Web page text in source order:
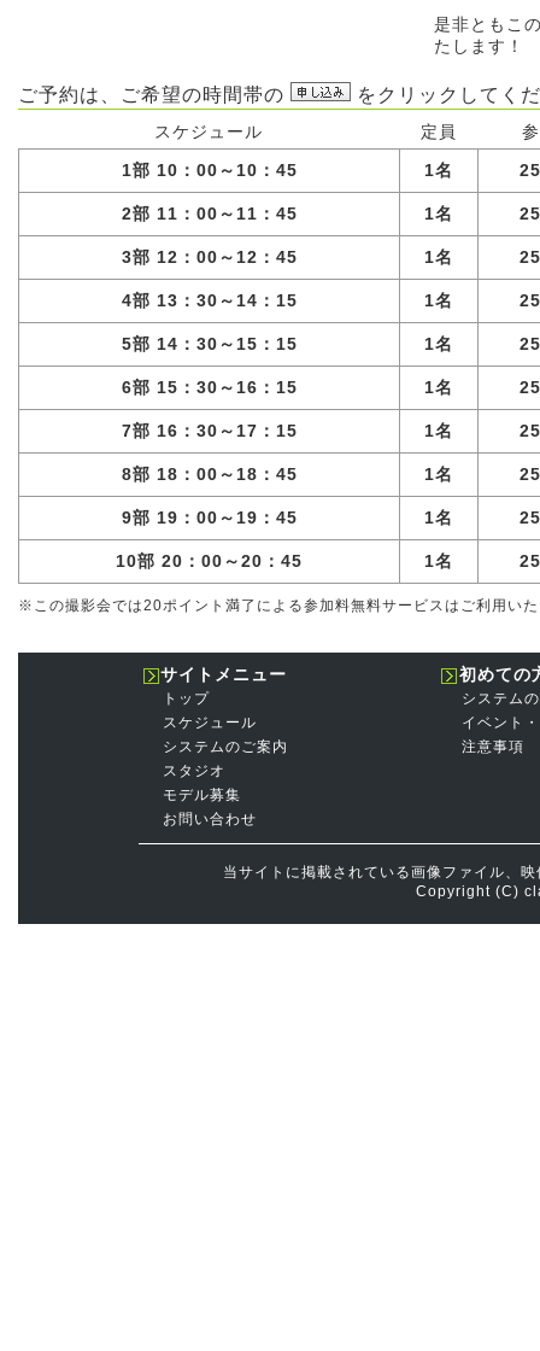
是非ともこ
たします！
ご予約は、ご希望の時間帯の をクリックしてく
スケジュール 定員
1部 10：00～10：45
1名
2部 11：00～11：45 1名
3部 12：00～12：45 1名
4部 13：30～14：15 1名
5部 14：30～15：15 1名
6部 15：30～16：15 1名
7部 16：30～17：15 1名
8部 18：00～18：45 1名
9部 19：00～19：45 1名
10部 20：00～20：45 1名
※この撮影会では20ポイント満了による参加料無料サービスはご利用い
サイトメニュー
トップ
スケジュール
システムのご案内
スタジオ
モデル募集
お問い合わせ
初めての
システム
イベント
注意事項
当サイトに掲載されている画像ファイル、
Copyright (C)